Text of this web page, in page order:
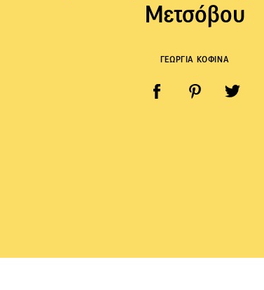
Μετσόβου
ΓΕΩΡΓΙΑ ΚΟΦΙΝΑ